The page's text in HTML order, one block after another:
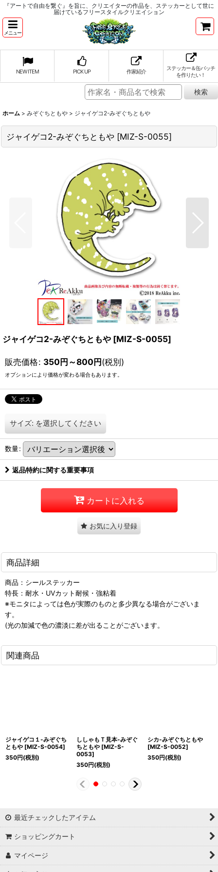
『アートで自由を繋ぐ』を旨に、クリエイターの作品を、ステッカーとして世に
届けているフリースタイルクリエイション
メニュー
NEW ITEM PICK UP 作家紹介
ステッカー＆缶バッチ
を作りたい！
ホーム > みぞぐちともや > ジャイゲコ2-みぞぐちともや
ジャイゲコ2-みぞぐちともや [MIZ-S-0055]
ジャイゲコ2-みぞぐちともや [MIZ-S-0055]
販売価格: 350円～800円(税別)
オプションにより価格が変わる場合もあります。
サイズ: を選択してください
数量:
返品特約に関する重要事項
カートに入れる
お気に入り登録
商品詳細
商品：シールステッカー
特長：耐水・UVカット耐候・強粘着
※モニタによっては色が実際のものと多少異なる場合がございま
す。
(光の加減で色の濃淡に差が出ることがございます。
関連商品
ジャイゲコ１-みぞぐち
ともや [MIZ-S-0054]
350円(税別)
ししゃもＴ見本-みぞぐ
ちともや [MIZ-S-
0053]
350円(税別)
シカ-みぞぐちともや
[MIZ-S-0052]
350円(税別)
最近チェックしたアイテム
ショッピングカート
マイページ